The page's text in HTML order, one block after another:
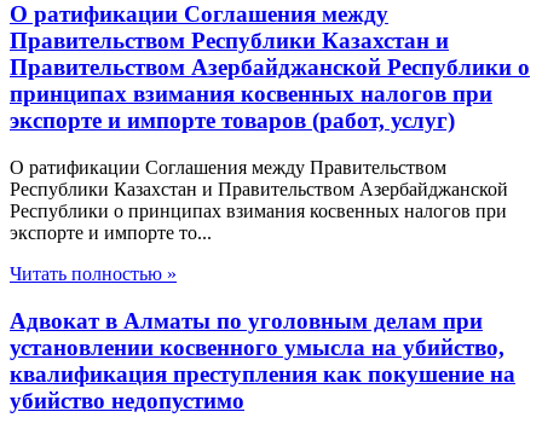
О ратификации Соглашения между
Правительством Республики Казахстан и
Правительством Азербайджанской Республики о
принципах взимания косвенных налогов при
экспорте и импорте товаров (работ, услуг)
О ратификации Соглашения между Правительством
Республики Казахстан и Правительством Азербайджанской
Республики о принципах взимания косвенных налогов при
экспорте и импорте то...
Читать полностью »
Адвокат в Алматы по уголовным делам при
установлении косвенного умысла на убийство,
квалификация преступления как покушение на
убийство недопустимо